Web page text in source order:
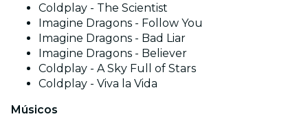
Coldplay - The Scientist
Imagine Dragons - Follow You
Imagine Dragons - Bad Liar
Imagine Dragons - Believer
Coldplay - A Sky Full of Stars
Coldplay - Viva la Vida
Músicos